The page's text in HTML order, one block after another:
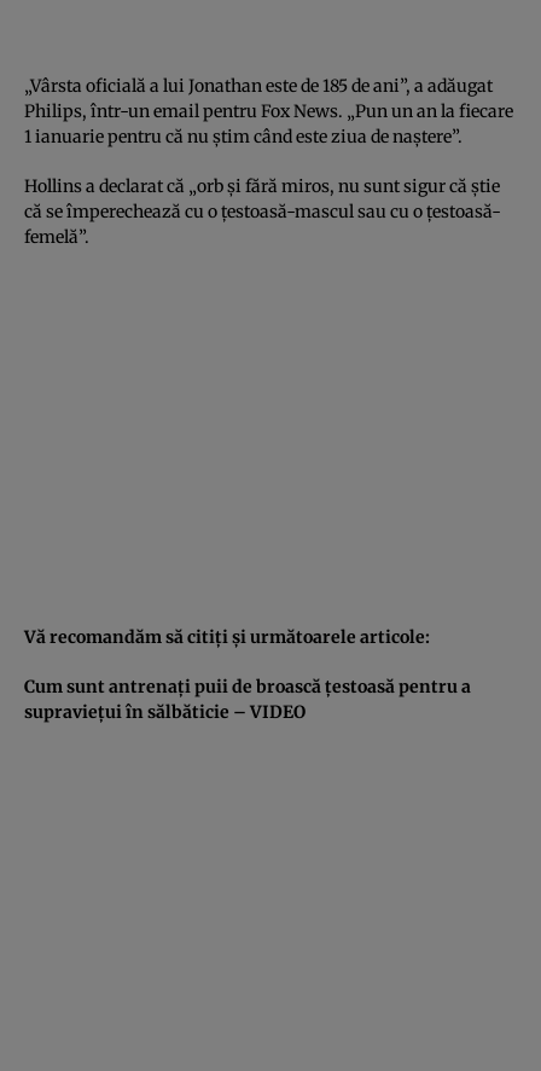
„Vârsta oficială a lui Jonathan este de 185 de ani”, a adăugat
Philips, într-un email pentru Fox News. „Pun un an la fiecare
1 ianuarie pentru că nu ştim când este ziua de naştere”.
Hollins a declarat că „orb şi fără miros, nu sunt sigur că ştie
că se împerechează cu o ţestoasă-mascul sau cu o ţestoasă-
femelă”.
Vă recomandăm să citiţi şi următoarele articole:
Cum sunt antrenaţi puii de broască ţestoasă pentru a
supravieţui în sălbăticie – VIDEO